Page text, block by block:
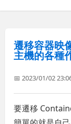
遷移容器映
主機的各種
📅 2023/01/02
要遷移